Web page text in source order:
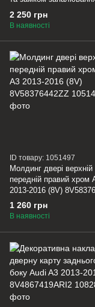
A3 2013-2016 (8V)
107837167CT
2 250 грн
В наявності
ID товару: 1051497
Молдинг двері верхній
передній правий хром
2013-2016 (8V)
1 260 грн
В наявності